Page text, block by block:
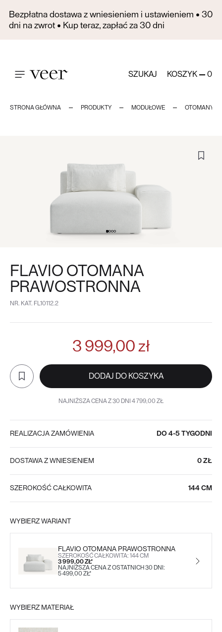
Bezpłatna dostawa z wniesieniem i ustawieniem • 30
dni na zwrot • Kup teraz, zapłać za 30 dni
SZUKAJ KOSZYK 0
STRONA GŁÓWNA PRODUKTY MODUŁOWE OTOMANY
FLAVIO OTOMANA
PRAWOSTRONNA
NR. KAT. FL10112.2
3 999,00 zł
DODAJ DO KOSZYKA
NAJNIŻSZA CENA Z 30 DNI 4 799,00 ZŁ
REALIZACJA ZAMÓWIENIA DO 4-5 TYGODNI
DOSTAWA Z WNIESIENIEM 0 ZŁ
SZEROKOŚĆ CAŁKOWITA 144 CM
WYBIERZ WARIANT
FLAVIO OTOMANA PRAWOSTRONNA
SZEROKOŚĆ CAŁKOWITA: 144 CM
3 999,00 ZŁ*
NAJNIŻSZA CENA Z OSTATNICH 30 DNI:
5 499,00 ZŁ*
WYBIERZ MATERIAŁ